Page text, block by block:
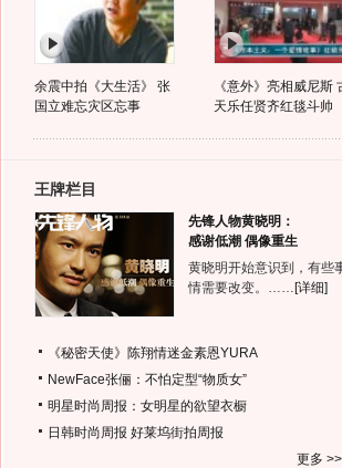
余震中拍《大生活》 张
国立难忘灾区忘事
《意外》亮相威尼斯
天乐任贤齐红毯斗帅
王牌栏目
先锋人物黄晓明：
感谢低潮 偶像重生
黄晓明开始意识到，有些
情需要改变。…… [详细]
《秘密天使》陈翔情迷金素恩YURA
NewFace张俪：不怕定型“物质女”
明星时尚周报：女明星的欲望衣橱
日韩时尚周报 好莱坞街拍周报
更多 >>